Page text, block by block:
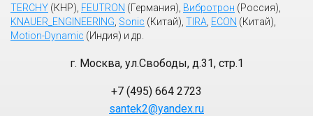
TERCHY (КНР), FEUTRON (Германия), Вибротрон (Россия),
KNAUER_ENGINEERING Sonic (Китай), TIRA ECON (Китай),
Motion-Dynamic (Индия) и др.
г. Москва,ул.Свободы, д.31, стр.1
+7 (495) 664 2723
santek2@yandex.ru